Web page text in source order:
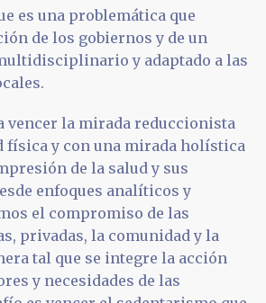
es una problemática que
de los gobiernos y de un
y adaptado a las
vencer la mirada reduccionista
física y con una mirada holística
de la salud y sus
enfoques analíticos y
el compromiso de las
privadas, la comunidad y la
tal que se integre la acción
y necesidades de las